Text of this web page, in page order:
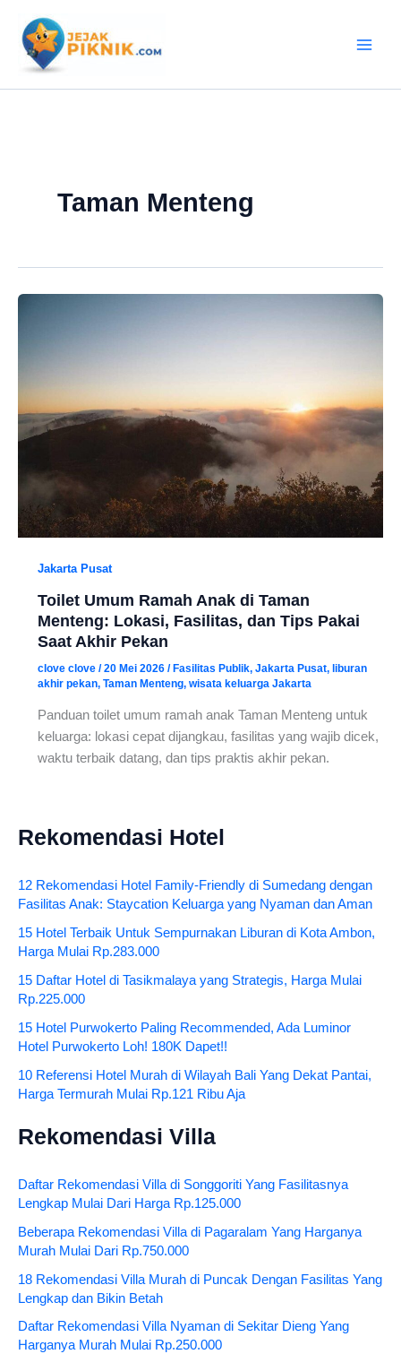
konten
Taman Menteng
Jakarta Pusat
Toilet Umum Ramah Anak di Taman
Menteng: Lokasi, Fasilitas, dan Tips Pakai
Saat Akhir Pekan
clove clove /20 Mei 2026 /Fasilitas Publik, Jakarta Pusat, liburan
akhir pekan, Taman Menteng, wisata keluarga Jakarta
Panduan toilet umum ramah anak Taman Menteng untuk
keluarga: lokasi cepat dijangkau, fasilitas yang wajib dicek,
waktu terbaik datang, dan tips praktis akhir pekan.
Rekomendasi Hotel
12 Rekomendasi Hotel Family-Friendly di Sumedang dengan
Fasilitas Anak: Staycation Keluarga yang Nyaman dan Aman
15 Hotel Terbaik Untuk Sempurnakan Liburan di Kota Ambon,
Harga Mulai Rp.283.000
15 Daftar Hotel di Tasikmalaya yang Strategis, Harga Mulai
Rp.225.000
15 Hotel Purwokerto Paling Recommended, Ada Luminor
Hotel Purwokerto Loh! 180K Dapet!!
10 Referensi Hotel Murah di Wilayah Bali Yang Dekat Pantai,
Harga Termurah Mulai Rp.121 Ribu Aja
Rekomendasi Villa
Daftar Rekomendasi Villa di Songgoriti Yang Fasilitasnya
Lengkap Mulai Dari Harga Rp.125.000
Beberapa Rekomendasi Villa di Pagaralam Yang Harganya
Murah Mulai Dari Rp.750.000
18 Rekomendasi Villa Murah di Puncak Dengan Fasilitas Yang
Lengkap dan Bikin Betah
Daftar Rekomendasi Villa Nyaman di Sekitar Dieng Yang
Harganya Murah Mulai Rp.250.000